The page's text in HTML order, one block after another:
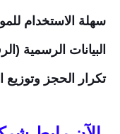
سهلة الاستخدام
البيانات الرسمية
تكرار الحجز